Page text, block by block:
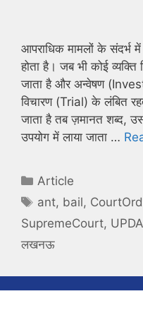
आपराधिक मामलों के संदर्भ
होता है। जब भी कोई
जाता है और अन्वेषण
विचारण (Trial) के लंबित
जाता है तब ज़मानत शब्द,
उपयोग में लाया जाता …
Categories
Article
Tags
ant, bail,
SupremeCourt,
लखनऊ